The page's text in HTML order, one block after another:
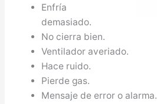
Enfría
demasiado.
No cierra bien.
Ventilador averiado.
Hace ruido.
Pierde gas.
Mensaje de error o alarma.